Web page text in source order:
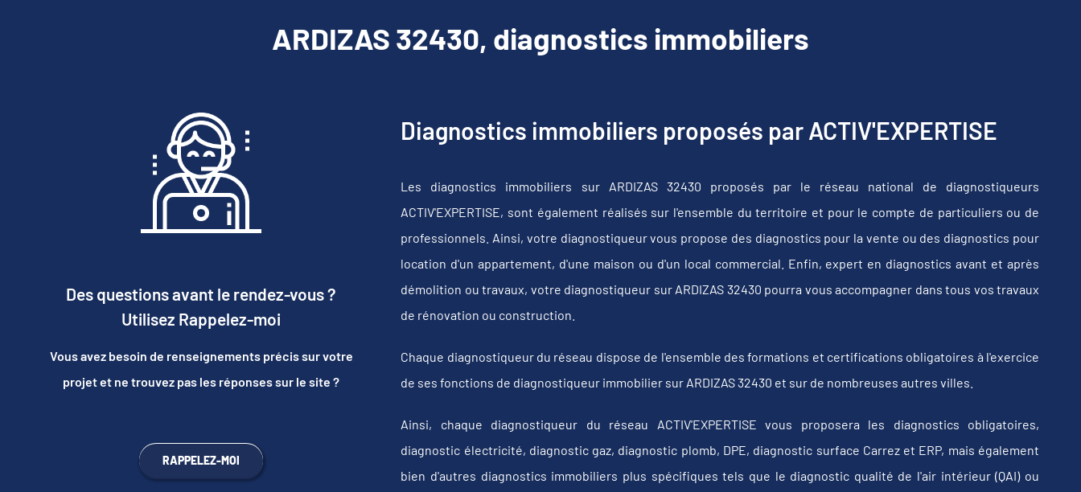
ARDIZAS 32430, diagnostics immobiliers
Des questions avant le rendez-vous ?
Utilisez Rappelez-moi
Vous avez besoin de renseignements précis sur votre
projet et ne trouvez pas les réponses sur le site ?
RAPPELEZ-MOI
Diagnostics immobiliers proposés par ACTIV'EXPERTISE
Les diagnostics immobiliers sur ARDIZAS 32430 proposés par le réseau national de diagnostiqueurs
ACTIV'EXPERTISE, sont également réalisés sur l'ensemble du territoire et pour le compte de particuliers ou de
professionnels. Ainsi, votre diagnostiqueur vous propose des diagnostics pour la vente ou des diagnostics pour
location d'un appartement, d'une maison ou d'un local commercial. Enfin, expert en diagnostics avant et après
démolition ou travaux, votre diagnostiqueur sur ARDIZAS 32430 pourra vous accompagner dans tous vos travaux
de rénovation ou construction.
Chaque diagnostiqueur du réseau dispose de l'ensemble des formations et certifications obligatoires à l'exercice
de ses fonctions de diagnostiqueur immobilier sur ARDIZAS 32430 et sur de nombreuses autres villes.
Ainsi, chaque diagnostiqueur du réseau ACTIV'EXPERTISE vous proposera les diagnostics obligatoires,
diagnostic électricité, diagnostic gaz, diagnostic plomb, DPE, diagnostic surface Carrez et ERP, mais également
bien d'autres diagnostics immobiliers plus spécifiques tels que le diagnostic qualité de l'air intérieur (QAI) ou